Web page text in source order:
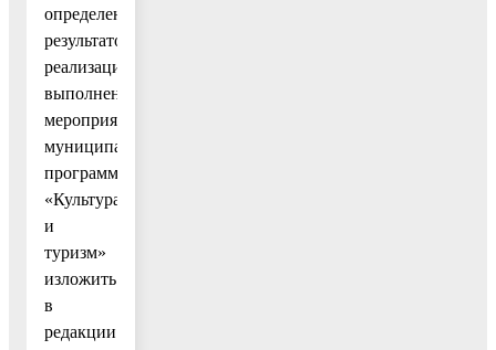
определения
результатов
реализации
выполнения
мероприятий
муниципальной
программы
«Культура
и
туризм»
изложить
в
редакции